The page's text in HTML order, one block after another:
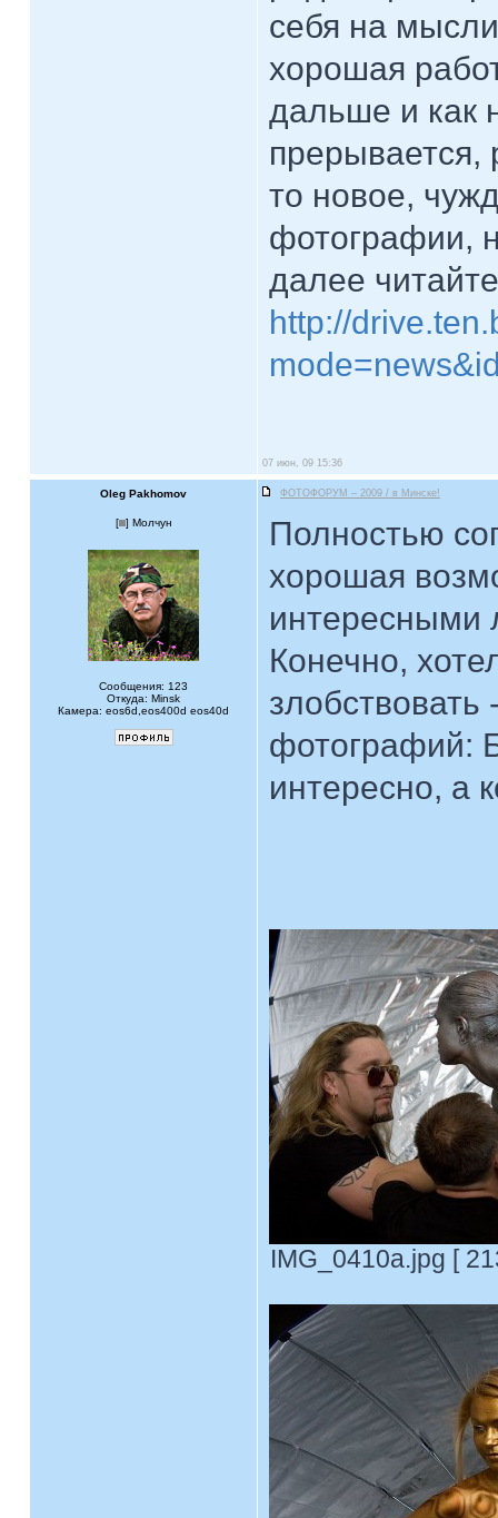
себя на
хорошая
дальше и как
прерывается,
то новое,
фотографии,
далее
http://
07 июн, 09 15:36
Oleg Pakhomov ФОТОФОРУМ – 2009 / в Минске!
[ ] Молчун
Сообщения: 123
Откуда: Minsk
Камера: eos6d,eos400d eos40d
Полностью
хорошая
интересными
Конечно,
фотографий:
интересно, а
IMG_0410a.jpg [